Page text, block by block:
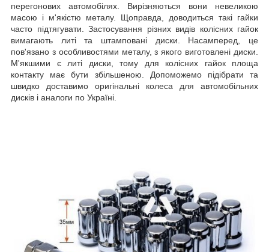
перегонових автомобілях. Вирізняються вони невеликою
масою і м'якістю металу. Щоправда, доводиться такі гайки
часто підтягувати. Застосування різних видів колісних гайок
вимагають литі та штамповані диски. Насамперед, це
пов'язано з особливостями металу, з якого виготовлені диски.
М'якшими є литі диски, тому для колісних гайок площа
контакту має бути збільшеною. Допоможемо підібрати та
швидко доставимо оригінальні колеса для автомобільних
дисків і аналоги по Україні.